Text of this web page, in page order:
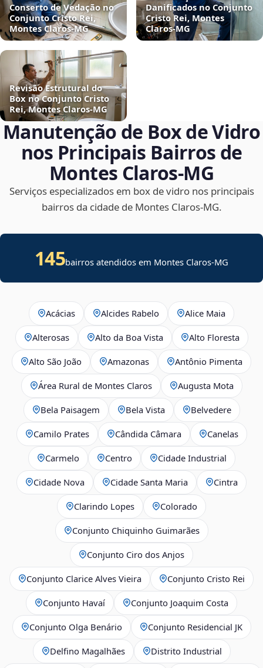
Conserto de Vedação no
Conjunto Cristo Rei,
Montes Claros‑MG
Danificados no Conjunto
Cristo Rei, Montes
Claros‑MG
Revisão Estrutural do
Box no Conjunto Cristo
Rei, Montes Claros‑MG
Manutenção de Box de Vidro
nos Principais Bairros de
Montes Claros‑MG
Serviços especializados em box de vidro nos principais
bairros da cidade de Montes Claros‑MG.
145bairros atendidos em Montes Claros-MG
Acácias Alcides Rabelo Alice Maia
Alterosas Alto da Boa Vista Alto Floresta
Alto São João Amazonas Antônio Pimenta
Área Rural de Montes Claros Augusta Mota
Bela Paisagem Bela Vista Belvedere
Camilo Prates Cândida Câmara Canelas
Carmelo Centro Cidade Industrial
Cidade Nova Cidade Santa Maria Cintra
Clarindo Lopes Colorado
Conjunto Chiquinho Guimarães
Conjunto Ciro dos Anjos
Conjunto Clarice Alves Vieira Conjunto Cristo Rei
Conjunto Havaí Conjunto Joaquim Costa
Conjunto Olga Benário Conjunto Residencial JK
Delfino Magalhães Distrito Industrial